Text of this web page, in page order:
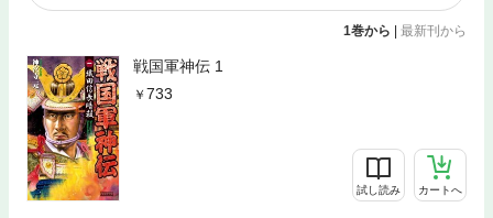
1巻から 最新刊から
戦国軍神伝 1
733
試し読み カートへ